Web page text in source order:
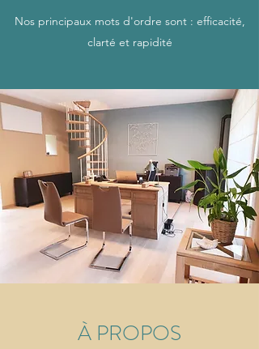
Nos principaux mots d'ordre sont : efficacité,
clarté et rapidité
À PROPOS